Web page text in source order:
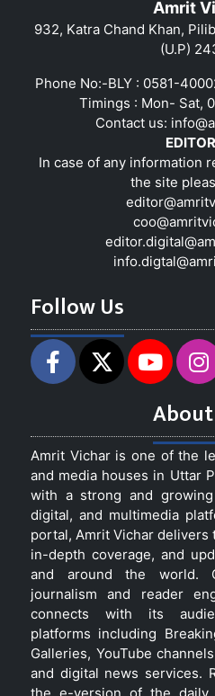
Amrit
932, Katra Chand Khan,
(U.P)
Phone No:-BLY : 0581-
Timings : Mon- Sat,
Contact us:
In case of any information
the site
Follow Us
Amrit Vichar is one of the
and media houses in Uttar
with a strong and
digital, and multimedia
portal, Amrit Vichar delivers
in-depth coverage, and
and around the world.
journalism and reader
connects with its
platforms including
Galleries, YouTube
and digital news services.